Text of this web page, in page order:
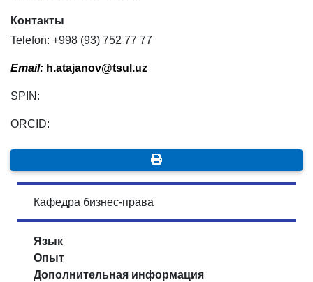
Контакты
Telefon: +998 (93) 752 77 77
Email: h.atajanov@tsul.uz
SPIN:
ORCID:
Кафедра бизнес-права
Язык
Опыт
Дополнительная информация